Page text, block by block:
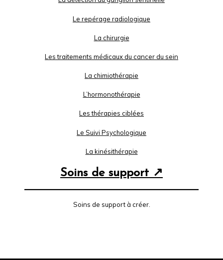
Le repérage radiologique
La chirurgie
Les traitements médicaux du cancer du sein
La chimiothérapie
L’hormonothérapie
Les thérapies ciblées
Le Suivi Psychologique
La kinésithérapie
Soins de support ↗
Soins de support à créer.